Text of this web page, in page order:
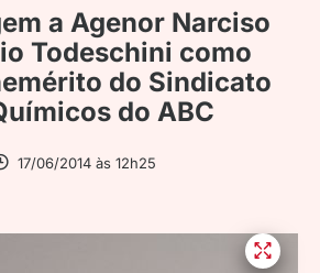
a Agenor Narciso
Todeschini como
do Sindicato
do ABC
17/06/2014 às 12h25